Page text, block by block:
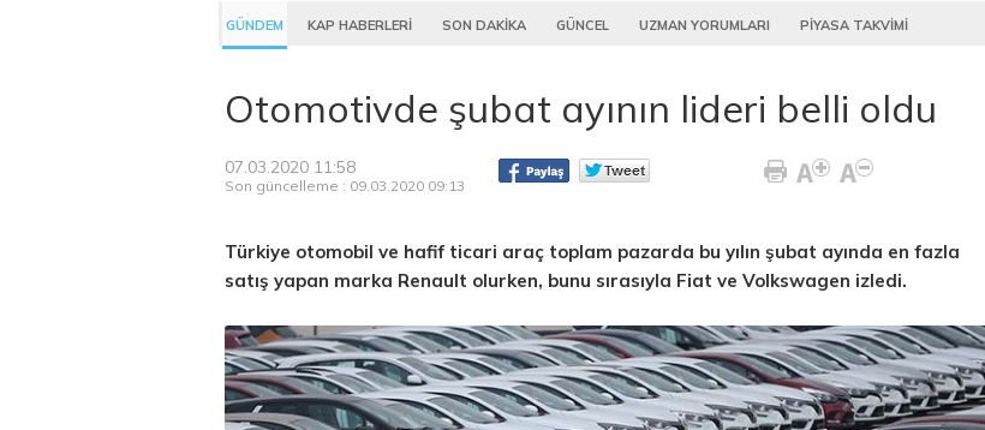
GÜNDEM KAP HABERLERİ SON DAKİKA GÜNCEL UZMAN YORUMLARI PİYASA TAKVİMİ
Otomotivde şubat ayının lideri belli oldu
07.03.2020 11:58
Son güncelleme : 09.03.2020 09:13
Türkiye otomobil ve hafif ticari araç toplam pazarda bu yılın şubat ayında en fazla
satış yapan marka Renault olurken, bunu sırasıyla Fiat ve Volkswagen izledi.